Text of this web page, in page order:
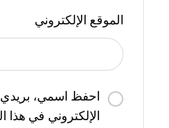
الموقع الإلكتروني
احفظ اسمي، بريدي
الإلكتروني في هذا